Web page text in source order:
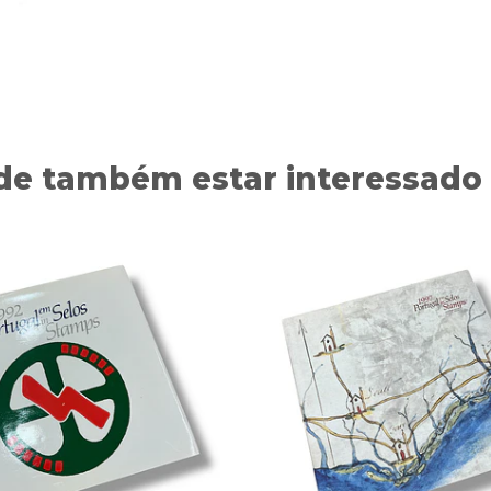
também estar interessado